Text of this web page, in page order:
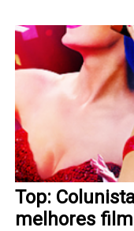
Top:
melhores